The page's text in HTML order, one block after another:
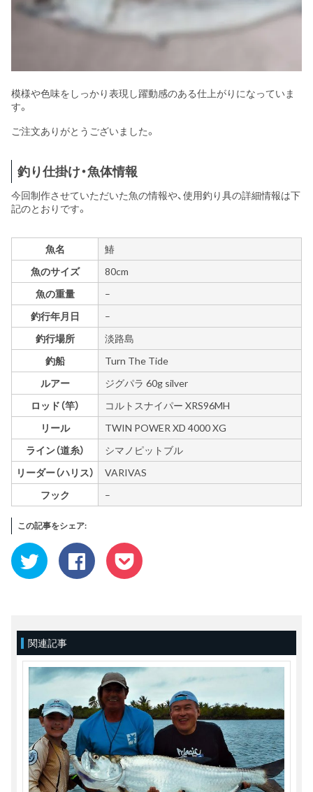
模様や色味をしっかり表現し躍動感のある仕上がりになっていま
す。
ご注文ありがとうございました。
釣り仕掛け・魚体情報
今回制作させていただいた魚の情報や、使用釣り具の詳細情報は下
記のとおりです。
魚名
鰆
魚のサイズ
80cm
魚の重量
–
釣行年月日
–
釣行場所
淡路島
釣船
Turn The Tide
ルアー
ジグパラ 60g silver
ロッド（竿）
コルトスナイパー XRS96MH
リール
TWIN POWER XD 4000 XG
ライン（道糸）
シマノピットブル
リーダー（ハリス）
VARIVAS
フック
–
この記事をシェア:
ク
リ
ッ
ク
有
(新
し
い
ウ
ィ
ン
ド
で
開
き
ま
す)
Facebook
で
共
有
リ
し
て
く
だ
い
(新
し
い
ィ
ン
ド
ウ
で
開
き
ク
リ
ッ
ク
ェ
し
い
ウ
ド
ウ
で
開
き
ま
す)
関連記事